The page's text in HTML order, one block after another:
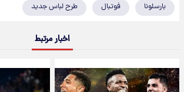
بارسلونا فوتبال طرح لباس جدید
اخبار مرتبط